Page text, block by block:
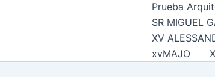
Prueba
SR MIGUEL
XV
xvMAJO